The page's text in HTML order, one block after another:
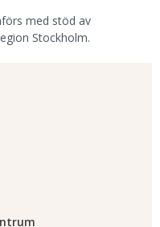
med stöd av
Stockholm.